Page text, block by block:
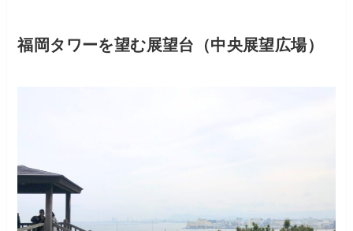
福岡タワーを望む展望台（中央展望広場）